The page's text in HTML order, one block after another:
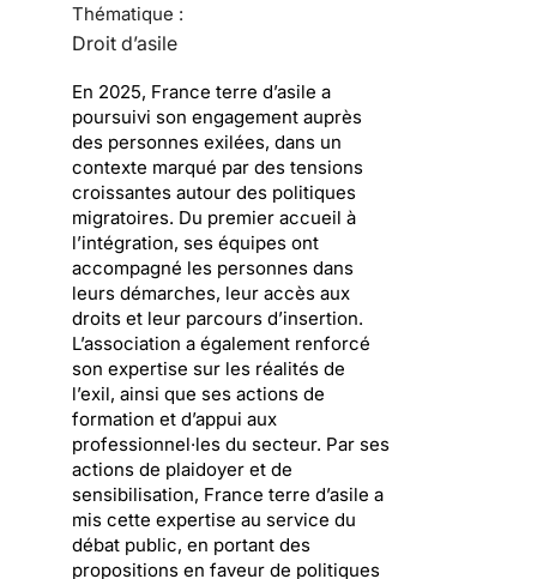
Thématique :
Droit d’asile
En 2025, France terre d’asile a
poursuivi son engagement auprès
des personnes exilées, dans un
contexte marqué par des tensions
croissantes autour des politiques
migratoires. Du premier accueil à
l’intégration, ses équipes ont
accompagné les personnes dans
leurs démarches, leur accès aux
droits et leur parcours d’insertion.
L’association a également renforcé
son expertise sur les réalités de
l’exil, ainsi que ses actions de
formation et d’appui aux
professionnel·les du secteur. Par ses
actions de plaidoyer et de
sensibilisation, France terre d’asile a
mis cette expertise au service du
débat public, en portant des
propositions en faveur de politiques